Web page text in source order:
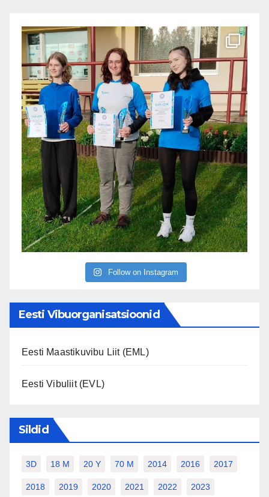
Follow on Instagram
Eesti Vibuorganisatsioonid
Eesti Maastikuvibu Liit (EML)
Eesti Vibuliit (EVL)
Sildid
3D 18 M 20 Y 70 M 2014 2016 2017
2018 2019 2020 2021 2022 2023